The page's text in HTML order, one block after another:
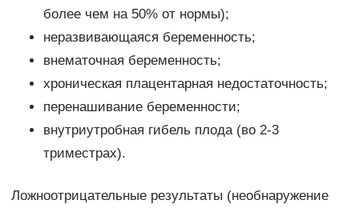
более чем на 50% от нормы);
неразвивающаяся беременность;
внематочная беременность;
хроническая плацентарная недостаточность;
перенашивание беременности;
внутриутробная гибель плода (во 2-3
триместрах).
Ложноотрицательные результаты (необнаружение